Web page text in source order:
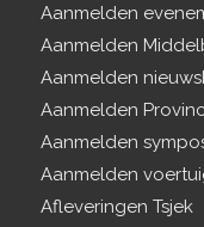
Aanmelden
Aanmelden
Aanmelden
Aanmelden
Aanmelden
Aanmelden
Afleveringen Tsjek